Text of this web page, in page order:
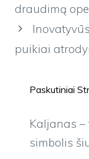
draudimą
puikiai
Paskutiniai
Kaljanas
simbolis